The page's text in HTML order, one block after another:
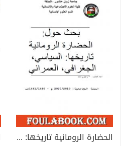
الحضارة الرومانية تاريخها: السياسي، الجغرافي، العمراني